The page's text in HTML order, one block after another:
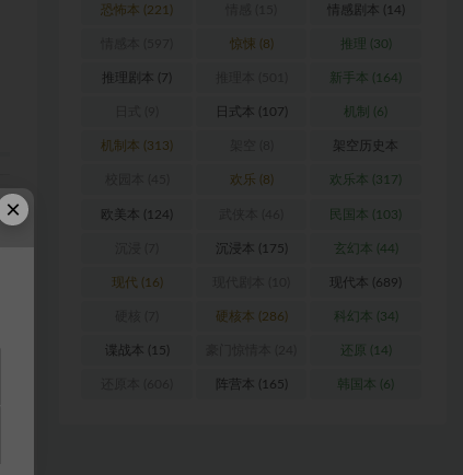
恐怖本 (221) 情感剧本 (14)
惊悚 (8) 推理 (30)
推理剧本 (7) 新手本 (164)
日式本 (107) 机制 (6)
机制本 (313) 架空历史本
(102)
欢乐 (8) 欢乐本 (317)
欧美本 (124) 民国本 (103)
沉浸本 (175) 玄幻本 (44)
现代 (16) 现代本 (689)
硬核本 (286) 科幻本 (34)
谍战本 (15) 还原 (14)
阵营本 (165) 韩国本 (6)
×